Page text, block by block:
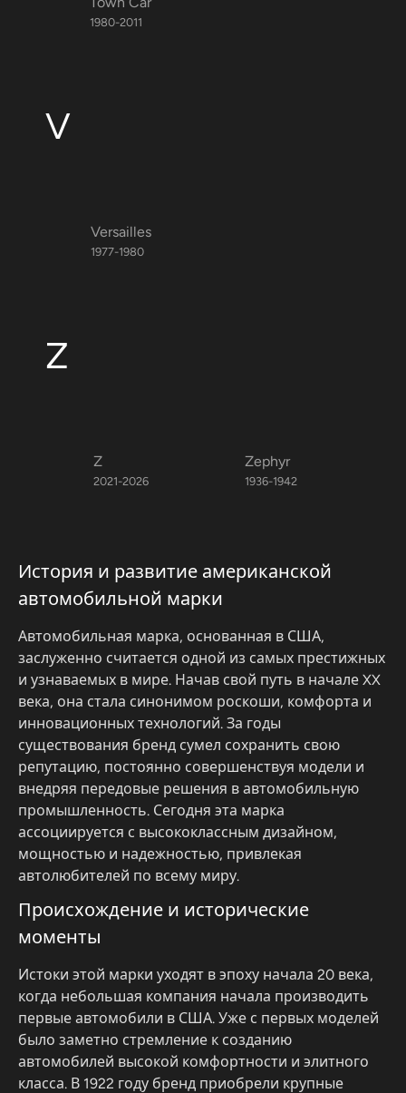
1980-2011
V
Versailles
1977-1980
Z
Z
2021-2026
Zephyr
1936-1942
История и развитие американской
автомобильной марки
Автомобильная марка, основанная в США,
заслуженно считается одной из самых престижных
и узнаваемых в мире. Начав свой путь в начале XX
века, она стала синонимом роскоши, комфорта и
инновационных технологий. За годы
существования бренд сумел сохранить свою
репутацию, постоянно совершенствуя модели и
внедряя передовые решения в автомобильную
промышленность. Сегодня эта марка
ассоциируется с высококлассным дизайном,
мощностью и надежностью, привлекая
автолюбителей по всему миру.
Происхождение и исторические
моменты
Истоки этой марки уходят в эпоху начала 20 века,
когда небольшая компания начала производить
первые автомобили в США. Уже с первых моделей
было заметно стремление к созданию
автомобилей высокой комфортности и элитного
класса. В 1922 году бренд приобрели крупные